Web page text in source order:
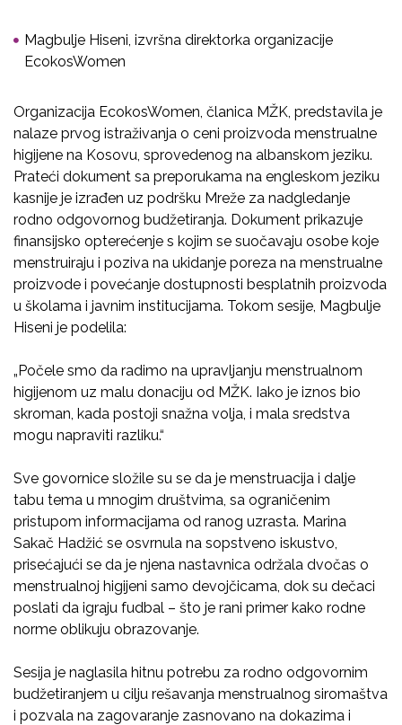
Magbulje Hiseni, izvršna direktorka organizacije
EcokosWomen
Organizacija EcokosWomen, članica MŽK, predstavila je
nalaze prvog istraživanja o ceni proizvoda menstrualne
higijene na Kosovu, sprovedenog na albanskom jeziku.
Prateći dokument sa preporukama na engleskom jeziku
kasnije je izrađen uz podršku Mreže za nadgledanje
rodno odgovornog budžetiranja. Dokument prikazuje
finansijsko opterećenje s kojim se suočavaju osobe koje
menstruiraju i poziva na ukidanje poreza na menstrualne
proizvode i povećanje dostupnosti besplatnih proizvoda
u školama i javnim institucijama. Tokom sesije, Magbulje
Hiseni je podelila:
„Počele smo da radimo na upravljanju menstrualnom
higijenom uz malu donaciju od MŽK. Iako je iznos bio
skroman, kada postoji snažna volja, i mala sredstva
mogu napraviti razliku.“
Sve govornice složile su se da je menstruacija i dalje
tabu tema u mnogim društvima, sa ograničenim
pristupom informacijama od ranog uzrasta. Marina
Sakač Hadžić se osvrnula na sopstveno iskustvo,
prisećajući se da je njena nastavnica održala dvočas o
menstrualnoj higijeni samo devojčicama, dok su dečaci
poslati da igraju fudbal – što je rani primer kako rodne
norme oblikuju obrazovanje.
Sesija je naglasila hitnu potrebu za rodno odgovornim
budžetiranjem u cilju rešavanja menstrualnog siromaštva
i pozvala na zagovaranje zasnovano na dokazima i